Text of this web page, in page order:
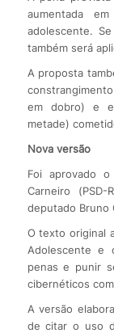
aumentada
adolescente.
também será
A proposta
em dobro) e
metade)
Nova versão
Foi aprovado
Carneiro
deputado Bruno
O texto original
Adolescente e
penas e punir
cibernéticos
A versão
de citar o uso